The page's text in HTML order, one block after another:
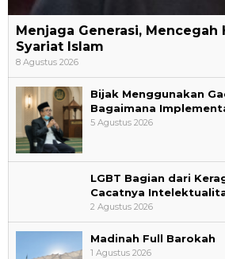
Menjaga Generasi, Mencegah
Syariat Islam
8 Agustus 2026
Bijak Menggunakan
Bagaimana
5 Agustus 2026
LGBT Bagian dari
Cacatnya
2 Agustus 2026
Madinah Full Barokah
1 Agustus 2026